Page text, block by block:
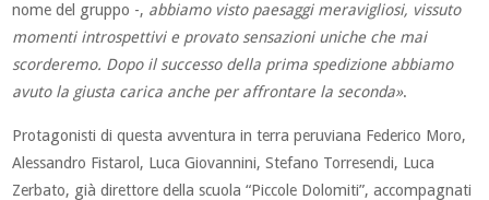
nome del gruppo -, abbiamo visto paesaggi meravigliosi, vissuto
momenti introspettivi e provato sensazioni uniche che mai
scorderemo. Dopo il successo della prima spedizione abbiamo
avuto la giusta carica anche per affrontare la seconda».
Protagonisti di questa avventura in terra peruviana Federico Moro,
Alessandro Fistarol, Luca Giovannini, Stefano Torresendi, Luca
Zerbato, già direttore della scuola “Piccole Dolomiti”, accompagnati